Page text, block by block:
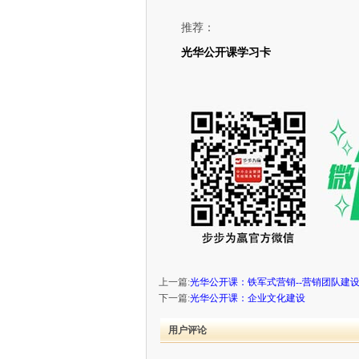
推荐：
光华公开课学习卡
上一篇:光华公开课：铁军式营销--营销团队建
下一篇:光华公开课：企业文化建设
用户评论